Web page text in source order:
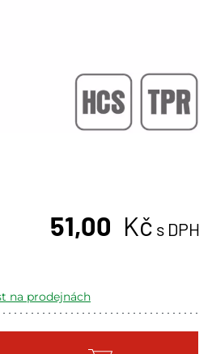
51,00 Kč s DPH
na prodejnách